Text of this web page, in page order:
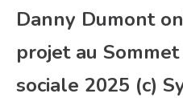
Danny Dumont
projet au Sommet
sociale 2025 (c)